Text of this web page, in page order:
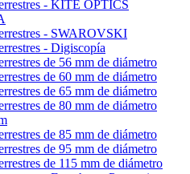
- KITE OPTICS
- SWAROVSKI
- Digiscopía
de 56 mm de diámetro
de 60 mm de diámetro
de 65 mm de diámetro
de 80 mm de diámetro
de 85 mm de diámetro
de 95 mm de diámetro
de 115 mm de diámetro